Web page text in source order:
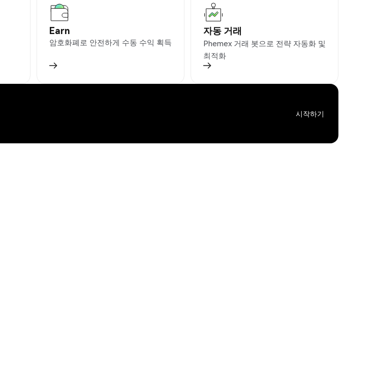
Earn
암호화폐로 안전하게 수동 수익 획득
자동 거래
Phemex 거래 봇으로 전략 자동화 및
최적화
시작하기